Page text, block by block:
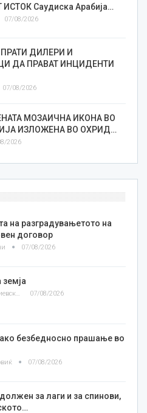
Саудиска Арабија…
07/08/2026
ДИЛЕРИ И
ДА ПРАВАТ ИНЦИДЕНТИ
07/08/2026
МОЗАИЧНА ИКОНА ВО
ИЗЛОЖЕНА ВО ОХРИД…
2026
на разградувањетото на
договор
07/08/2026
земја
Златко Теодосиевски 07/08/2026
безбедносно прашање во
07/08/2026
за лаги и за спинови,